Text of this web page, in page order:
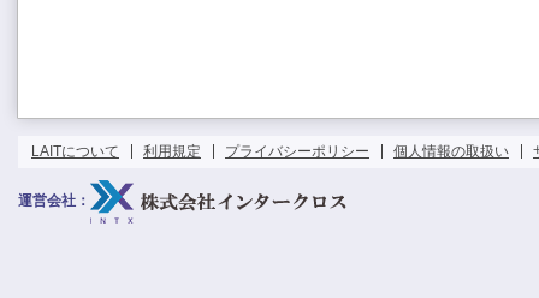
LAITについて 利用規定 プライバシーポリシー 個人情報の取扱い
運営会社：